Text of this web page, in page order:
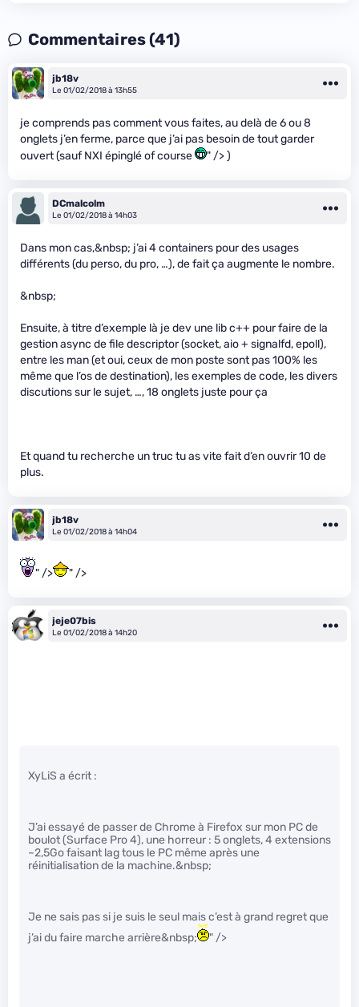
Commentaires (41)
jb18v
Le 01/02/2018 à 13h55
je comprends pas comment vous faites, au delà de 6 ou 8
onglets j’en ferme, parce que j’ai pas besoin de tout garder
ouvert (sauf NXI épinglé of course
" /> )
DCmalcolm
Le 01/02/2018 à 14h03
Dans mon cas,&nbsp; j’ai 4 containers pour des usages
différents (du perso, du pro, …), de fait ça augmente le nombre.
&nbsp;
Ensuite, à titre d’exemple là je dev une lib c++ pour faire de la
gestion async de file descriptor (socket, aio + signalfd, epoll),
entre les man (et oui, ceux de mon poste sont pas 100% les
même que l’os de destination), les exemples de code, les divers
discutions sur le sujet, …, 18 onglets juste pour ça
Et quand tu recherche un truc tu as vite fait d’en ouvrir 10 de
plus.
jb18v
Le 01/02/2018 à 14h04
" /> " />
jeje07bis
Le 01/02/2018 à 14h20
XyLiS a écrit :
J’ai essayé de passer de Chrome à Firefox sur mon PC de
boulot (Surface Pro 4), une horreur : 5 onglets, 4 extensions
~2,5Go faisant lag tous le PC même après une
réinitialisation de la machine.&nbsp;
Je ne sais pas si je suis le seul mais c’est à grand regret que
j’ai du faire marche arrière&nbsp;
" />